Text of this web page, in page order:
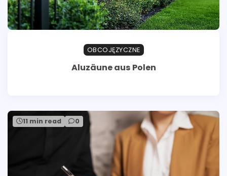
OBCOJĘZYCZNE
Aluzäune aus Polen
11 min read 0